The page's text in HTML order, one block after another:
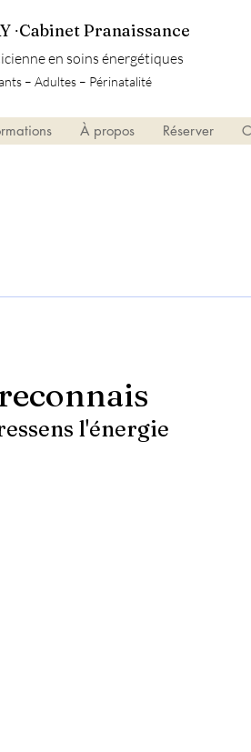
∙Cabinet Pranaissance
en soins énergétiques
– Adultes – Périnatalité
À propos Réserver
l'énergie